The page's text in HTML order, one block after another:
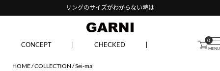
リングのサイズがわからない時は
CONCEPT CHECKED
0
HOME COLLECTION Sei-ma